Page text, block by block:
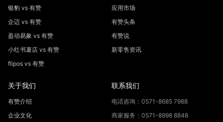
银豹 vs 有赞
企迈 vs 有赞
盈动易象 vs 有赞
小红书薯店 vs 有赞
flipos vs 有赞
应用市场
有赞头条
有赞说
新零售资讯
关于我们
有赞介绍
企业文化
联系我们
电话咨询：0571-8685 7988
商家服务：0571-8998 8848